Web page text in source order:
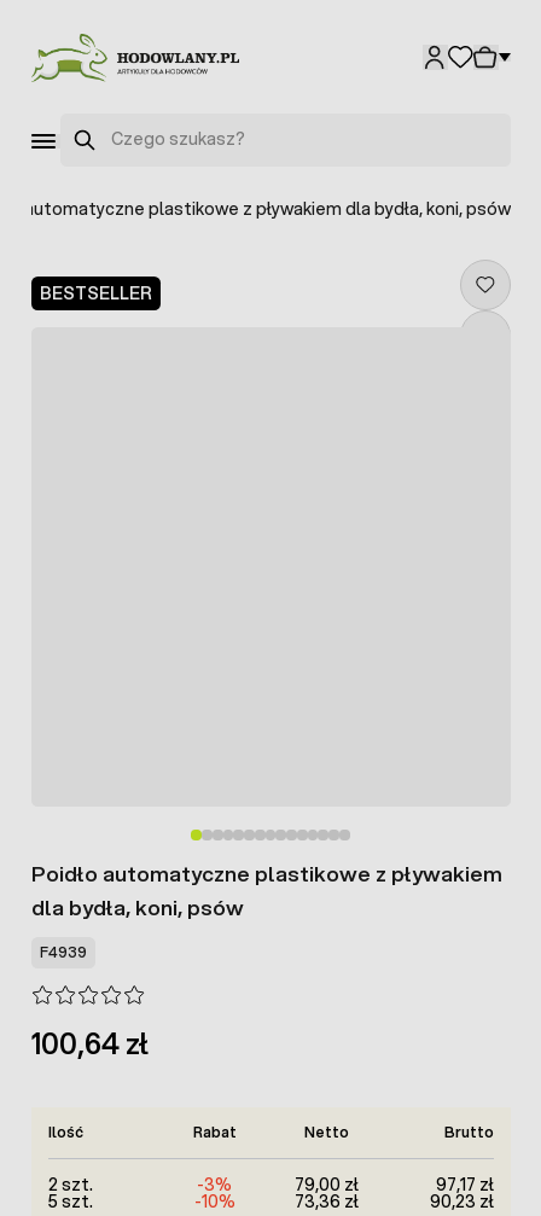
Szukaj
automatyczne plastikowe z pływakiem dla bydła, koni, psów
BESTSELLER
Poidło automatyczne plastikowe z pływakiem
dla bydła, koni, psów
F4939
100,64 zł
Ilość Rabat Netto Brutto
2 szt. -3% 79,00 zł 97,17 zł
5 szt. -10% 73,36 zł 90,23 zł